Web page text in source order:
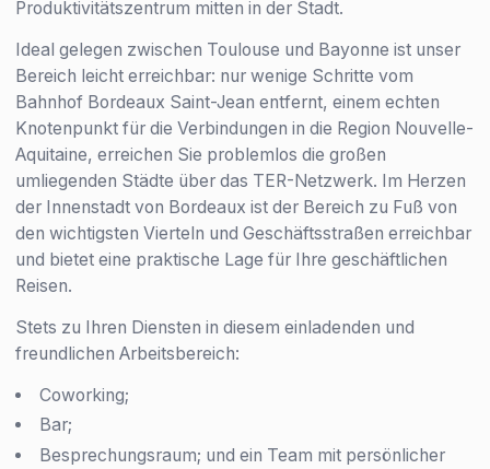
Produktivitätszentrum mitten in der Stadt.
Ideal gelegen zwischen Toulouse und Bayonne ist unser
Bereich leicht erreichbar: nur wenige Schritte vom
Bahnhof Bordeaux Saint-Jean entfernt, einem echten
Knotenpunkt für die Verbindungen in die Region Nouvelle-
Aquitaine, erreichen Sie problemlos die großen
umliegenden Städte über das TER-Netzwerk. Im Herzen
der Innenstadt von Bordeaux ist der Bereich zu Fuß von
den wichtigsten Vierteln und Geschäftsstraßen erreichbar
und bietet eine praktische Lage für Ihre geschäftlichen
Reisen.
Stets zu Ihren Diensten in diesem einladenden und
freundlichen Arbeitsbereich:
Coworking;
Bar;
Besprechungsraum; und ein Team mit persönlicher